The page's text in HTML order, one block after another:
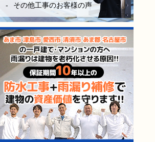
防水工事お願いして本当に良
かったと思います。
今後も点検やメンテナンス等
お世話になりますが、宜しく
お願いします。
防水工事、施工完工し、やっ
と、ホッとできました。
感謝しかないです。
本当にありがとうございまし
た。
その他工事のお客様の声